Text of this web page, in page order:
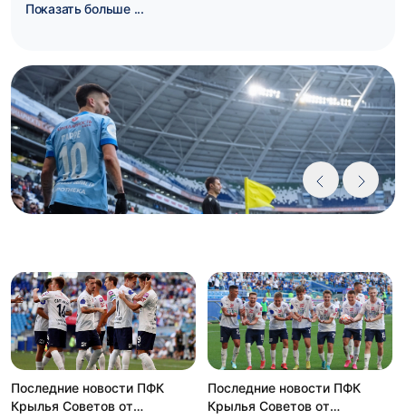
вперёд, и всегда играют с душой, отчего матчи с их участием
жаждущих невероятных эмоций и беспрецедентных впечатлений.
Не знаете где купить их? Наш ответ – на сайте Ticket-ks.ru! Мы
предлагаем билеты на все выездные и домашние матчи ФК
«Крылья Советов». Где бы, с кем бы не играли самарцы, мы всегда
предложим вам билеты на игру, чтобы вы могли оказаться рядом с
командой и поддержали их.
Оформляйте покупку уже сейчас и приходите на матчи «Крыльев
Советов»! С нами вы получите только самые яркие футбольные
впечатления!
ФК «Крылья Советов» нельзя назвать грандом отечественного
футбола. Эта команда трижды играла в финале Кубка страны и
лишь однажды в своей истории завоёвывала медали
отечественного первенства. Случилось это 20 лет назад – в 2004-
м году. Тогда самарцы буквально на флажке сезона обошли
«Зенит», и всего на 5 очков отстали от «Локомотива», ставшего
Но несмотря на то, что «Крылья» не имеют больших успехов, у них
Показать больше ...
Последние новости ПФК
Крылья Советов от
Последние новости ПФК
Крылья Советов от